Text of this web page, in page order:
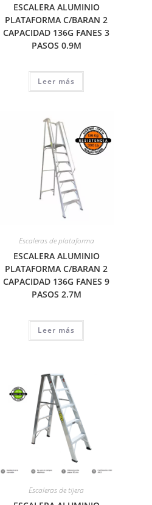
ESCALERA ALUMINIO
PLATAFORMA C/BARAN 2
CAPACIDAD 136G FANES 3
PASOS 0.9M
Leer más
Escaleras de plataforma
ESCALERA ALUMINIO
PLATAFORMA C/BARAN 2
CAPACIDAD 136G FANES 9
PASOS 2.7M
Leer más
Escaleras de tijera